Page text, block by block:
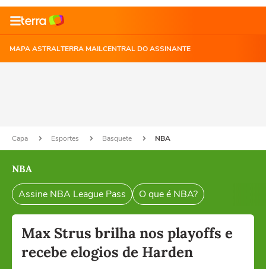
MAPA ASTRALTERRA MAILCENTRAL DO ASSINANTE
Capa Esportes Basquete NBA
NBA
Assine NBA League Pass O que é NBA?
Max Strus brilha nos playoffs e
recebe elogios de Harden